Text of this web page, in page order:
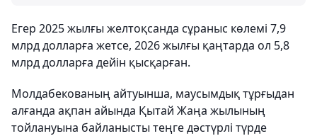
Егер 2025 жылғы желтоқсанда сұраныс көлемі 7,9
млрд долларға жетсе, 2026 жылғы қаңтарда ол 5,8
млрд долларға дейін қысқарған.
Молдабекованың айтуынша, маусымдық тұрғыдан
алғанда ақпан айында Қытай Жаңа жылының
тойлануына байланысты теңге дәстүрлі түрде